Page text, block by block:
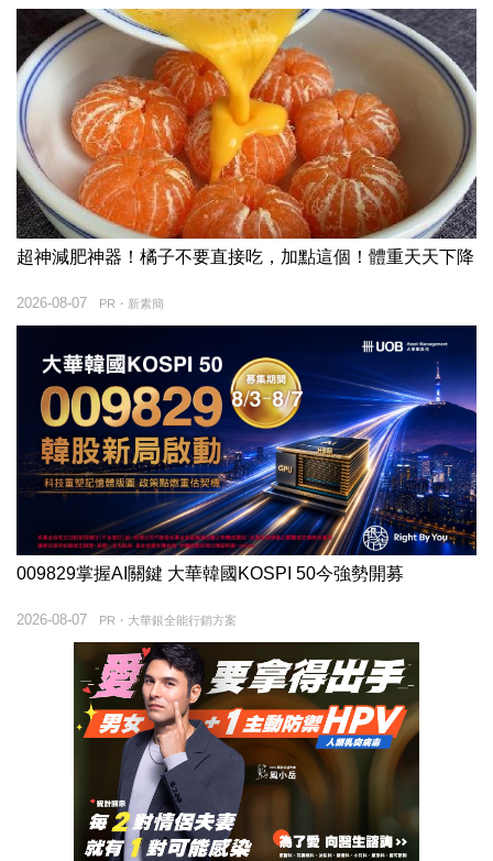
超神減肥神器！橘子不要直接吃，加點這個！體重天天下降
PR・新素簡
2026-08-07
009829掌握AI關鍵 大華韓國KOSPI 50今強勢開募
PR・大華銀全能行銷方案
2026-08-07